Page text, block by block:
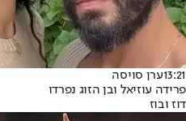
13:21ערן סויסה
פרידה עוזיאל ובן הזוג נפרדו
דוז ובוז